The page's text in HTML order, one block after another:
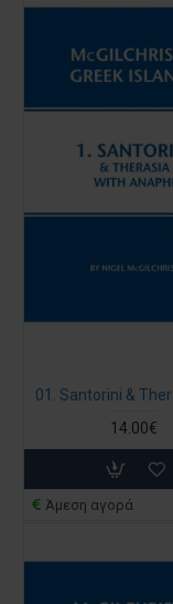
14.00€
Άμεση αγορά